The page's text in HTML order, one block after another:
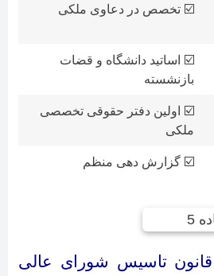
☑️ تخصص در دعاوی ملکی
☑️ اساتید دانشگاه و قضات
بازنشسته
☑️ اولین دفتر حقوقی تخصصی
ملکی
☑️ گزارش دهی منظم
کمیسیون ماده 5 قانون تاسیس شورای عالی